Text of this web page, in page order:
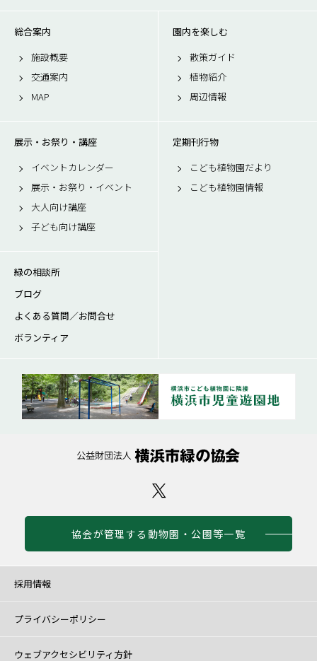
総合案内
施設概要
交通案内
MAP
園内を楽しむ
散策ガイド
植物紹介
周辺情報
展示・お祭り・講座
イベントカレンダー
展示・お祭り・イベント
大人向け講座
子ども向け講座
定期刊行物
こども植物園だより
こども植物園情報
緑の相談所
ブログ
よくある質問／お問合せ
ボランティア
協会が管理する動物園・公園等一覧
採用情報
プライバシーポリシー
ウェブアクセシビリティ方針